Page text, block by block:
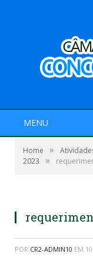
MENU
Home »
2023
»
POR CR2-ADMIN10 EM